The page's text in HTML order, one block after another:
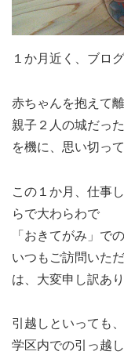
１か月近く、ブロ
赤ちゃんを抱えて
親子２人の城だっ
を機に、思い切っ
この１か月、仕事
らで大わらわで
「おきてがみ」で
いつもご訪問いた
は、大変申し訳あ
引越しといっても
学区内での引っ越